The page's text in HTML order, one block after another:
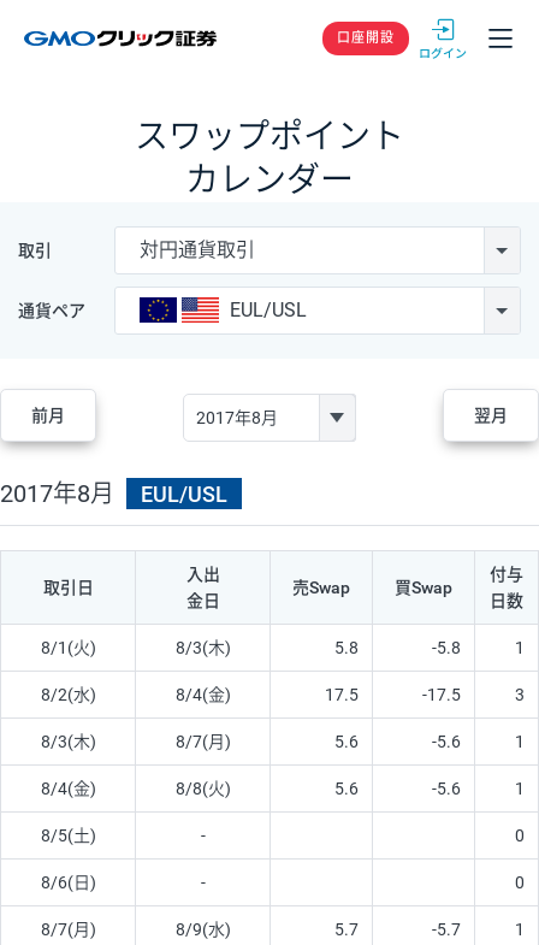
GMOクリック
口座開設
スワップポイント
カレンダー
取引 対円通貨取引
通貨ペア EUL/USL
前月 翌月
2017年8月 EUL/USL
取引日
入出
金日
売Swap 買Swap
付与
日数
8/1(火) 8/3(木) 5.8 -5.8 1
8/2(水) 8/4(金) 17.5 -17.5 3
8/3(木) 8/7(月) 5.6 -5.6 1
8/4(金) 8/8(火) 5.6 -5.6 1
8/5(土) - 0
8/6(日) - 0
8/7(月) 8/9(水) 5.7 -5.7 1